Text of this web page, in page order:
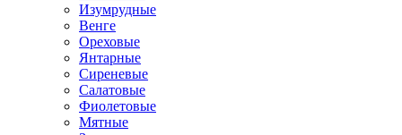
Изумрудные
Венге
Ореховые
Янтарные
Сиреневые
Салатовые
Фиолетовые
Мятные